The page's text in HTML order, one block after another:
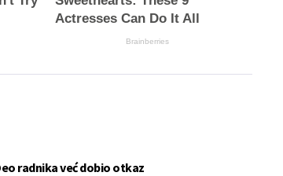
Actresses Can Do It All
Brainberries
radnika već dobio otkaz